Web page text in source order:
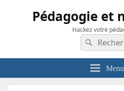
Pédagogie et
Hackez votre
Recherche :
Menu